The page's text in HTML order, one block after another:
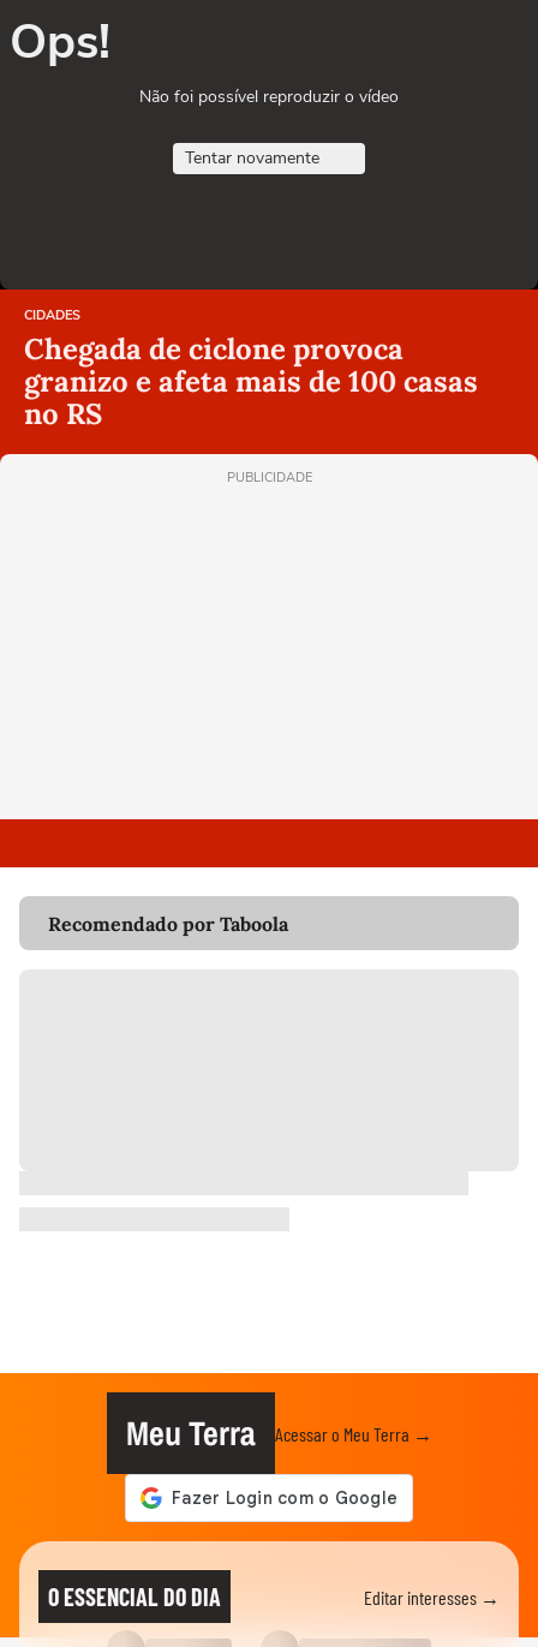
Ops!
Não foi possível reproduzir o vídeo
Tentar novamente
CIDADES
Chegada de ciclone provoca
granizo e afeta mais de 100 casas
no RS
PUBLICIDADE
Recomendado por Taboola
Meu Terra Acessar o Meu Terra →
O ESSENCIAL DO DIA Editar interesses →